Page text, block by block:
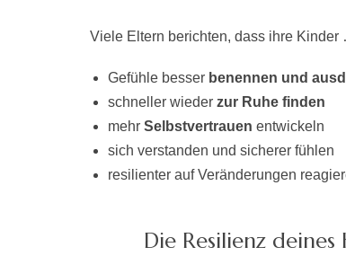
Viele Eltern berichten, dass ihre Kinder
Gefühle besser benennen und
schneller wieder zur Ruhe finden
mehr Selbstvertrauen entwickeln
sich verstanden und sicherer fühlen
resilienter auf Veränderungen
Die Resilienz